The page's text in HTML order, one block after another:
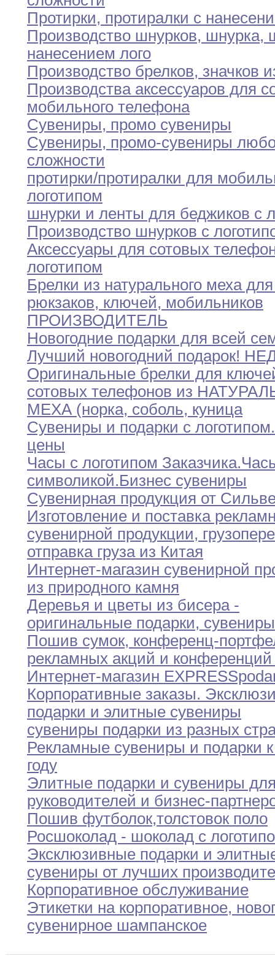
Протирки, протиралки с
Производство шнурков, шнурка,
нанесением лого
Производство брелков, значков
Производства аксессуаров для
мобильного телефона
Сувениры, промо сувениры
Сувениры, промо-сувениры
сложности
протирки/протиралки для
логотипом
шнурки и ленты для беджиков с
Производство шнурков с
Аксессуары для сотовых
логотипом
Брелки из натурального меха
рюкзаков, ключей, мобильников
ПРОИЗВОДИТЕЛЬ
Новогодние подарки для всей
Лучший новогодний подарок!
Оригинальные брелки для
сотовых телефонов из
МЕХА (норка, соболь, куница
Сувениры и подарки с логотипом.
цены
Часы с логотипом Заказчика.
символикой.Бизнес сувениры
Сувенирная продукция от
Изготовление и поставка
сувенирной продукции,
отправка груза из Китая
Интернет-магазин сувенирной
из природного камня
Деревья и цветы из бисера -
оригинальные подарки, сувениры
Пошив сумок, конференц-
рекламных акций и
Интернет-магазин
Корпоративные заказы.
подарки и элитные сувениры
сувениры подарки из разных
Рекламные сувениры и подарки
году
Элитные подарки и сувениры
руководителей и бизнес-
Пошив футболок,толстовок поло
Росшоколад - шоколад с
Эксклюзивные подарки и
сувениры от лучших
Корпоративное обслуживание
Этикетки на корпоративное,
сувенирное шампанское